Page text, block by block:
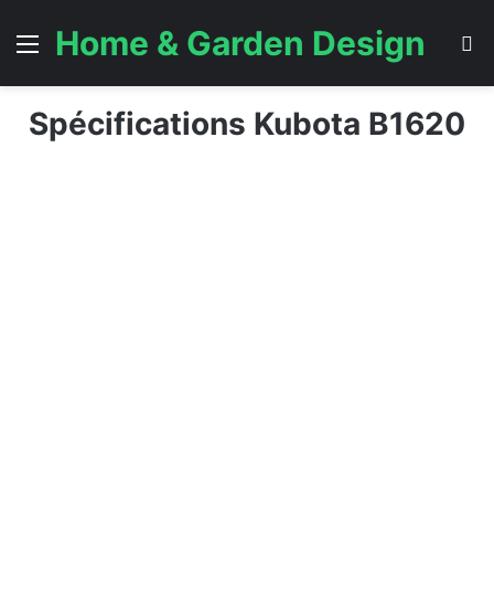
Menu
Home & Garden Design
Spécifications Kubota B1620